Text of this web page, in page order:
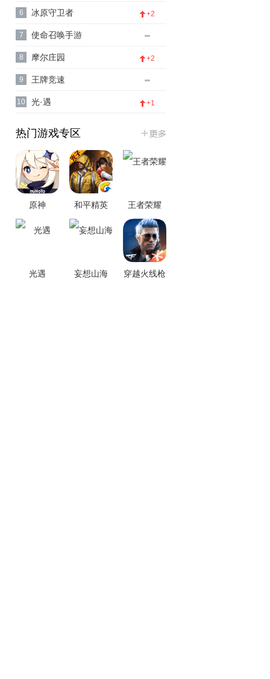
6 冰原守卫者 +2
7 使命召唤手游
8 摩尔庄园 +2
9 王牌竞速
10 光·遇 +1
热门游戏专区
原神 和平精英 王者荣耀
光遇 妄想山海 穿越火线枪